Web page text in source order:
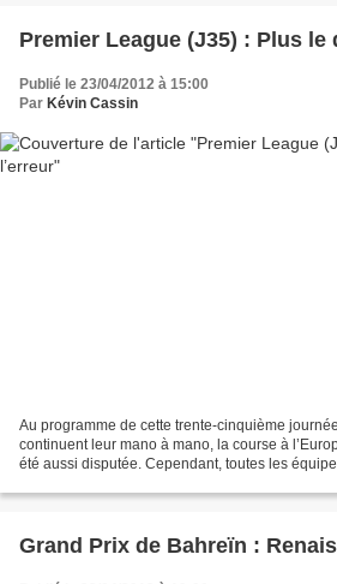
Premier League (J35) : Plus le
Publié le 23/04/2012 à 15:00
Par Kévin Cassin
Au programme de cette trente-cinquième
continuent leur mano à mano, la course à
été aussi disputée. Cependant, toutes les
Grand Prix de Bahreïn :